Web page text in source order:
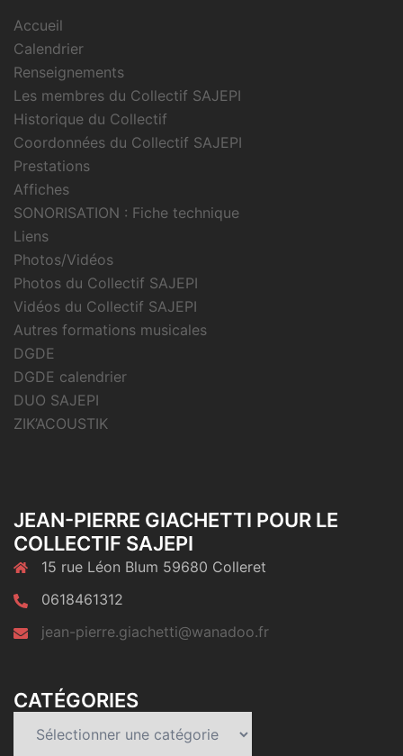
Accueil
Calendrier
Renseignements
Les membres du Collectif SAJEPI
Historique du Collectif
Coordonnées du Collectif SAJEPI
Prestations
Affiches
SONORISATION : Fiche technique
Liens
Photos/Vidéos
Photos du Collectif SAJEPI
Vidéos du Collectif SAJEPI
Autres formations musicales
DGDE
DGDE calendrier
DUO SAJEPI
ZIK’ACOUSTIK
JEAN-PIERRE GIACHETTI POUR LE
COLLECTIF SAJEPI
15 rue Léon Blum 59680 Colleret
0618461312
jean-pierre.giachetti@wanadoo.fr
CATÉGORIES